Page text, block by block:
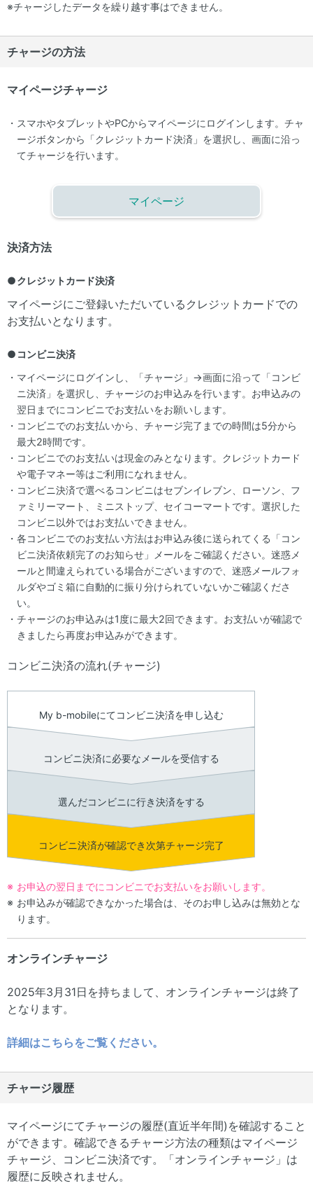
※チャージしたデータを繰り越す事はできません。
チャージの方法
マイページチャージ
スマホやタブレットやPCからマイページにログインします。チャ
ージボタンから「クレジットカード決済」を選択し、画面に沿っ
てチャージを行います。
マイページ
決済方法
クレジットカード決済
マイページにご登録いただいているクレジットカードでの
お支払いとなります。
コンビニ決済
マイページにログインし、「チャージ」→画面に沿って「コンビ
ニ決済」を選択し、チャージのお申込みを行います。お申込みの
翌日までにコンビニでお支払いをお願いします。
コンビニでのお支払いから、チャージ完了までの時間は5分から
最大2時間です。
コンビニでのお支払いは現金のみとなります。クレジットカード
や電子マネー等はご利用になれません。
コンビニ決済で選べるコンビニはセブンイレブン、ローソン、フ
ァミリーマート、ミニストップ、セイコーマートです。選択した
コンビニ以外ではお支払いできません。
各コンビニでのお支払い方法はお申込み後に送られてくる「コン
ビニ決済依頼完了のお知らせ」メールをご確認ください。迷惑メ
ールと間違えられている場合がございますので、迷惑メールフォ
ルダやゴミ箱に自動的に振り分けられていないかご確認くださ
い。
チャージのお申込みは1度に最大2回できます。お支払いが確認で
きましたら再度お申込みができます。
コンビニ決済の流れ(チャージ)
お申込の翌日までにコンビニでお支払いをお願いします。
お申込みが確認できなかった場合は、そのお申し込みは無効とな
ります。
オンラインチャージ
2025年3月31日を持ちまして、オンラインチャージは終了
となります。
詳細はこちらをご覧ください。
チャージ履歴
マイページにてチャージの履歴(直近半年間)を確認すること
ができます。確認できるチャージ方法の種類はマイページ
チャージ、コンビニ決済です。「オンラインチャージ」は
履歴に反映されません。